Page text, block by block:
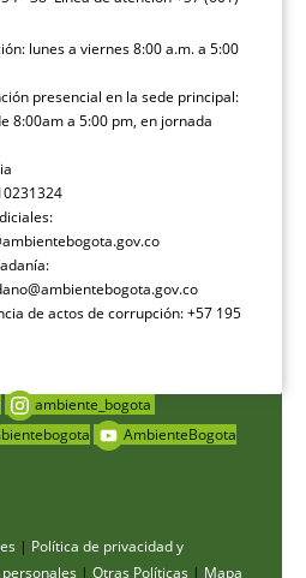
lunes a viernes 8:00 a.m. a 5:00
presencial en la sede principal:
8:00am a 5:00 pm, en jornada
de actos de corrupción: +57 195
ambiente_bogota
AmbienteBogota
| Política de privacidad y
| Otras Políticas | Mapa